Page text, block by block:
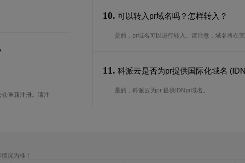
重新注册。请注
10. 可以转入pr域名吗？怎样转入？
是的，pr域名可以进行转入。请注意，域名将在
11. 科派云是否为pr提供国际化域名
是的，科派云为pr 提供IDNpr域名。
况为准！